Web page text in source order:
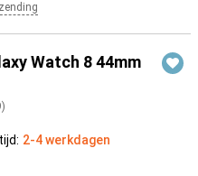
Watch 8 44mm
)
2-4 werkdagen